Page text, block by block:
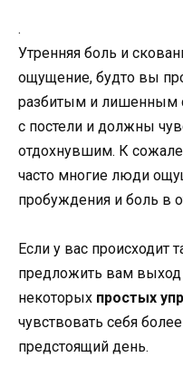
.
Утренняя боль и
ощущение, будто вы
разбитым и лишенным
с постели и должны
отдохнувшим. К
часто многие люди
пробуждения и боль в
Если у вас происходит
предложить вам
некоторых простых
чувствовать себя
предстоящий день.